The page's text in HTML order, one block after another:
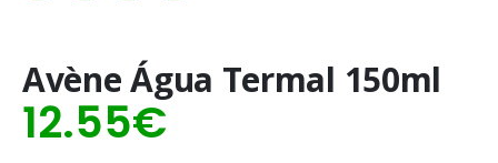
Avène Água Termal 150ml
12.55€